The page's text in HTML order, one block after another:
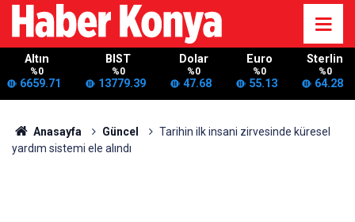
Altın
%0
6659.71
BIST
%0
13779.39
Dolar
%0
47.68
Euro
%0
55.13
Sterlin
%0
64.28
Anasayfa Güncel
Tarihin ilk insani zirvesinde küresel
yardım sistemi ele alındı